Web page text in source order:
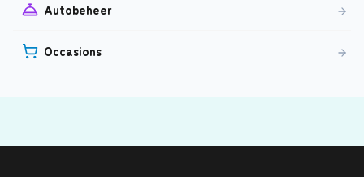
Autobeheer
Occasions